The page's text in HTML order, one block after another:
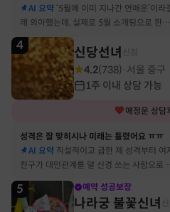
AI 요약 ‘5월에 이미 지나간 연애운’이라
래 의아했는데, 실제로 5월 소개팅으로 한참
고민했던 사람이 있었어요
4 신당선녀
4.2(738) 서울 중구
1주 이내 상담 가능
애정운 상담
성격은 잘 맞히시나 미래는 틀렸어요 ㅠㅠ
AI 요약 직설적이고 급한 제 성격부터 여
친구가 대인관계를 덜 신경 쓰는 사람으로
뀔 거란 말까지 그대로 현실이 됐어요
5 예약 성공보장
나라궁 불꽃신녀